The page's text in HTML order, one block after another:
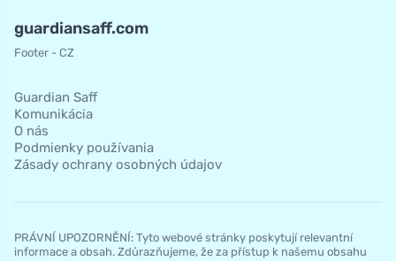
guardiansaff.com
Footer - CZ
Guardian Saff
Komunikácia
O nás
Podmienky používania
Zásady ochrany osobných údajov
PRÁVNÍ UPOZORNĚNÍ: Tyto webové stránky poskytují relevantní
informace a obsah. Zdůrazňujeme, že za přístup k našemu obsahu